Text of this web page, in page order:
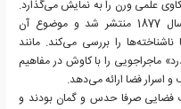
علمی ‌ورن را به نمایش می‌گذارد.
این اثر کمتر‌شناخته‌شده برای اولین بار در سال 1877 منتشر شد و موضوع آن
را بررسی می‌کند. مانند
ماجراجویی را با کاوش در مفاهیم
اسرار فضا ارائه می‌دهد.
فضایی صرفا حدس و گمان بودند و